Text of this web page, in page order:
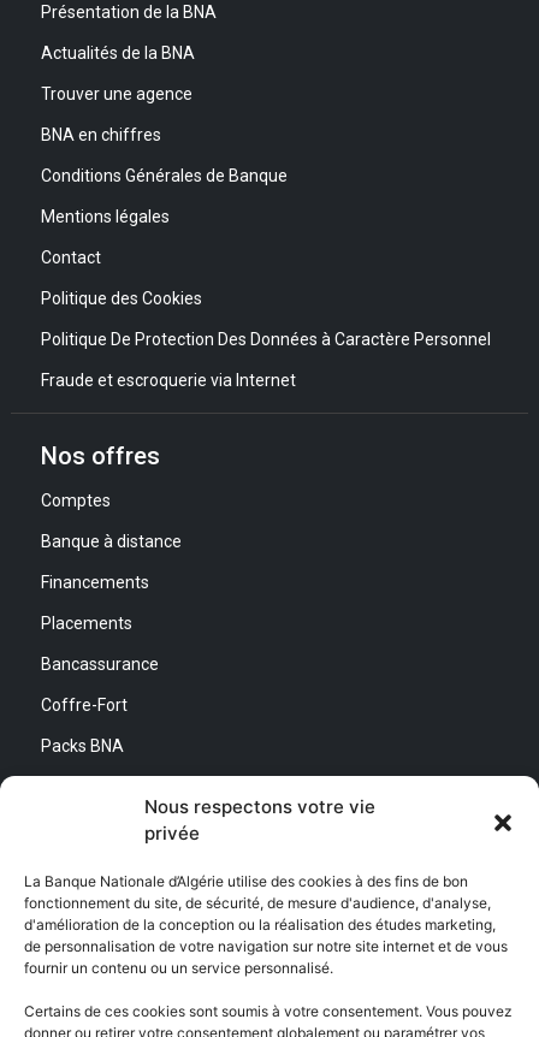
Nous respectons votre vie
privée
La Banque Nationale d’Algérie utilise des cookies à des fins de bon
fonctionnement du site, de sécurité, de mesure d'audience, d'analyse,
d'amélioration de la conception ou la réalisation des études marketing,
de personnalisation de votre navigation sur notre site internet et de vous
fournir un contenu ou un service personnalisé.
Certains de ces cookies sont soumis à votre consentement. Vous pouvez
donner ou retirer votre consentement globalement ou paramétrer vos
Présentation de la BNA
Actualités de la BNA
Trouver une agence
BNA en chiffres
Conditions Générales de Banque
Mentions légales
Contact
Politique des Cookies
Politique De Protection Des Données à Caractère Personnel
Fraude et escroquerie via Internet
Nos offres
Comptes
Banque à distance
Financements
Placements
Bancassurance
Coffre-Fort
Packs BNA
Direction Générale :
Adresse : Quartier d’Affaires Bab Ezzouar
Centre de Relation Client :
Adresse : Quartier d’Affaires Bab Ezzouar